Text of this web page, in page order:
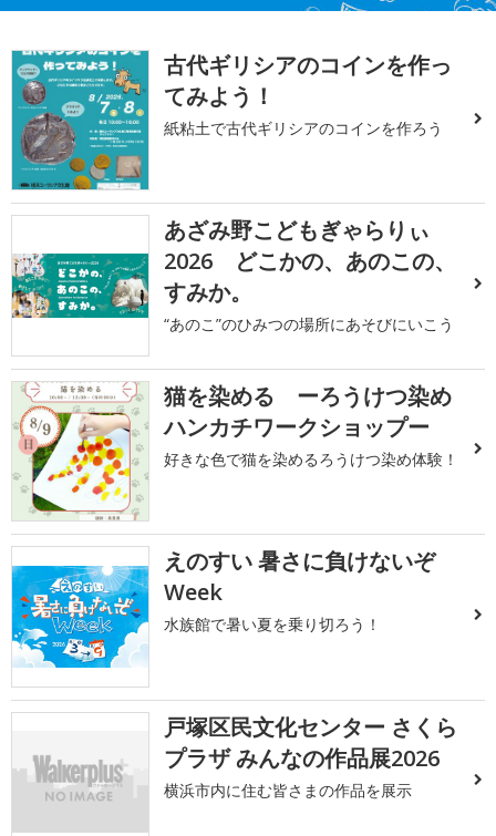
古代ギリシアのコインを作っ
てみよう！
紙粘土で古代ギリシアのコインを作ろう
あざみ野こどもぎゃらりぃ
2026 どこかの、あのこの、
すみか。
“あのこ”のひみつの場所にあそびにいこう
猫を染める ーろうけつ染め
ハンカチワークショップー
好きな色で猫を染めるろうけつ染め体験！
えのすい 暑さに負けないぞ
Week
水族館で暑い夏を乗り切ろう！
戸塚区民文化センター さくら
プラザ みんなの作品展2026
横浜市内に住む皆さまの作品を展示